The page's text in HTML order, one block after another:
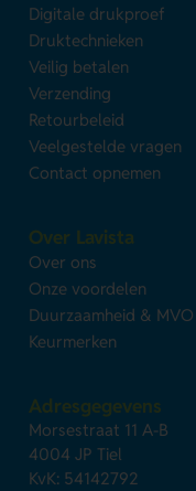
Digitale drukproef
Druktechnieken
Veilig betalen
Verzending
Retourbeleid
Veelgestelde vragen
Contact opnemen
Over Lavista
Over ons
Onze voordelen
Duurzaamheid & MVO
Keurmerken
Adresgegevens
Morsestraat 11 A-B
4004 JP Tiel
KvK: 54142792